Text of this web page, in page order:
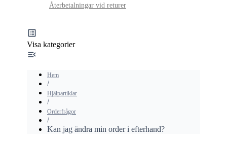
Återbetalningar vid returer
Visa kategorier
Hem
Hjälpartiklar
Orderfrågor
Kan jag ändra min order i efterhand?